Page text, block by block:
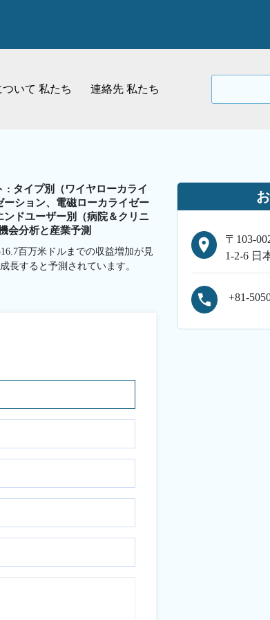
ついて 私たち 連絡先 私たち
: タイプ別（ワイヤローカライ
ション、電磁ローカライゼー
ドユーザー別（病院＆クリニ
会分析と産業予測
百万米ドルまでの収益増加が見
長すると予測されています。
〒103-
1-2-6 日
+81-